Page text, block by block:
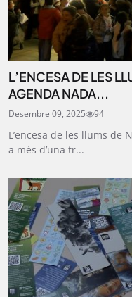
L’ENCESA DE LES
AGENDA NADA...
Desembre 09, 2025 94
L’encesa de les llums de
a més d’una tr...